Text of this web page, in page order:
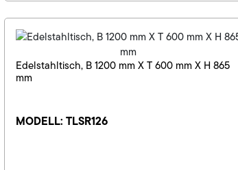
Edelstahltisch, B 1200 mm X T 600 mm X H 865
mm
MODELL: TLSR126